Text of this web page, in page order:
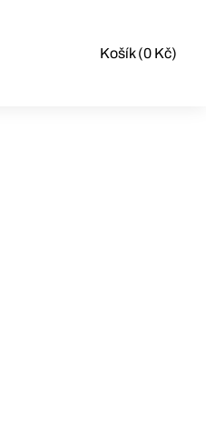
Košík (0 Kč)